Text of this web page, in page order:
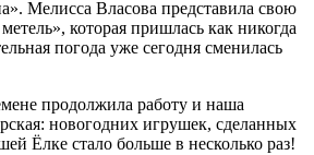
Мелисса Власова представила свою
которая пришлась как никогда
погода уже сегодня сменилась
продолжила работу и наша
новогодних игрушек, сделанных
Ёлке стало больше в несколько раз!